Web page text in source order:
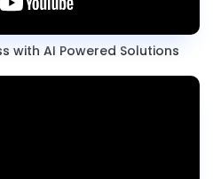
with AI Powered Solutions